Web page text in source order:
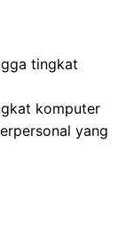
tingkat
komputer
yang